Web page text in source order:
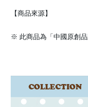
【商品來源】
※ 此商品為「中國原創品